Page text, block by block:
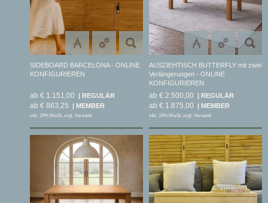
SIDEBOARD BARCELONA - ONLINE
KONFIGURIEREN
ab € 1.151,00
ab € 863,25
inkl. 19% MwSt. zzgl. Versand
AUSZIEHTISCH BUTTERFLY mit zwei
Verlängerungen - ONLINE
KONFIGURIEREN
ab € 2.500,00
ab € 1.875,00
inkl. 19% MwSt. zzgl. Versand